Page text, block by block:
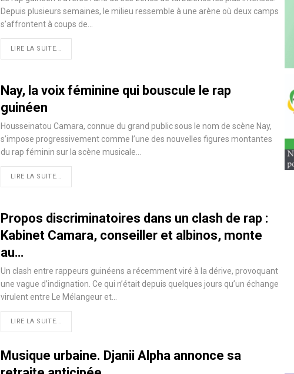
Depuis plusieurs semaines, le milieu ressemble à une arène où deux camps
s’affrontent à coups de…
LIRE LA SUITE...
Nay, la voix féminine qui bouscule le rap
guinéen
Housseinatou Camara, connue du grand public sous le nom de scène Nay,
s’impose progressivement comme l’une des nouvelles figures montantes
du rap féminin sur la scène musicale…
LIRE LA SUITE...
Propos discriminatoires dans un clash de rap :
Kabinet Camara, conseiller et albinos, monte
au…
Un clash entre rappeurs guinéens a récemment viré à la dérive, provoquant
une vague d’indignation. Ce qui n’était depuis quelques jours qu’un échange
virulent entre Le Mélangeur et…
LIRE LA SUITE...
Musique urbaine. Djanii Alpha annonce sa